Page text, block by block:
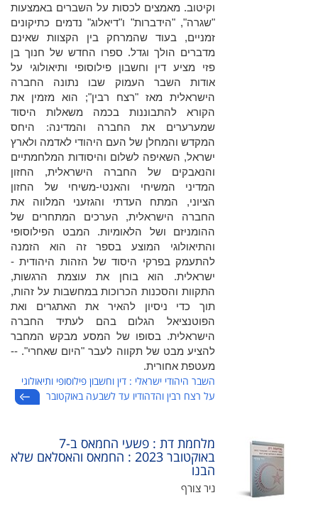
וקיטוב. מאמצים לכסות על השברים באמצעות
"שגרה", "הידברות" ו"דיאלוג" נדמים כתיקונים
זמניים, בעוד שהמרחק בין הקצוות שאינם
מדברים הולך וגדל. ספרו החדש של חנוך בן
פזי מציע דין וחשבון פילוסופי ותיאולוגי על
אודות השבר העמוק שבו נתונה החברה
הישראלית מאז "רצח רבין"; הוא מזמין את
הקורא להתבוננות בכמה משאלות היסוד
שמערערים את החברה והמדינה: היחס
המקדש והמחלן של העם היהודי לאדמה ולארץ
ישראל, השאיפה לשלום והיסודות המלחמתיים
והנאבקים של החברה הישראלית, החזון
המדיני המשיחי והאנטי-משיחי של החזון
הציוני, המתח העדתי והגזעני המלווה את
החברה הישראלית, הערכים המתחרים של
ההומניזם ושל הלאומיות. המבט הפילוסופי
והתיאולוגי המוצע בספר זה הוא הזמנה
להתעמק בפרקי היסוד של הזהות היהודית -
ישראלית. הוא בוחן את עוצמת הרגשות,
התקוות והסכנות הכרוכות במחשבות על זהות,
תוך כדי ניסיון להאיר את האתגרים ואת
הפוטנציאל הגלום בהם לעתיד החברה
הישראלית. בסופו של המסע מבקש המחבר
להציע מבט של תקווה לעבר "היום שאחרי". --
מעטפת אחורית.
השבר היהודי ישראלי : דין וחשבון פילוסופי ותיאולוגי
על רצח רבין והדהודיו עד לשבעה באוקטובר
מלחמת דת : פשעי החמאס ב-7
באוקטובר 2023 : החמאס והאסלאם שלא
הבנו
ניר צורף